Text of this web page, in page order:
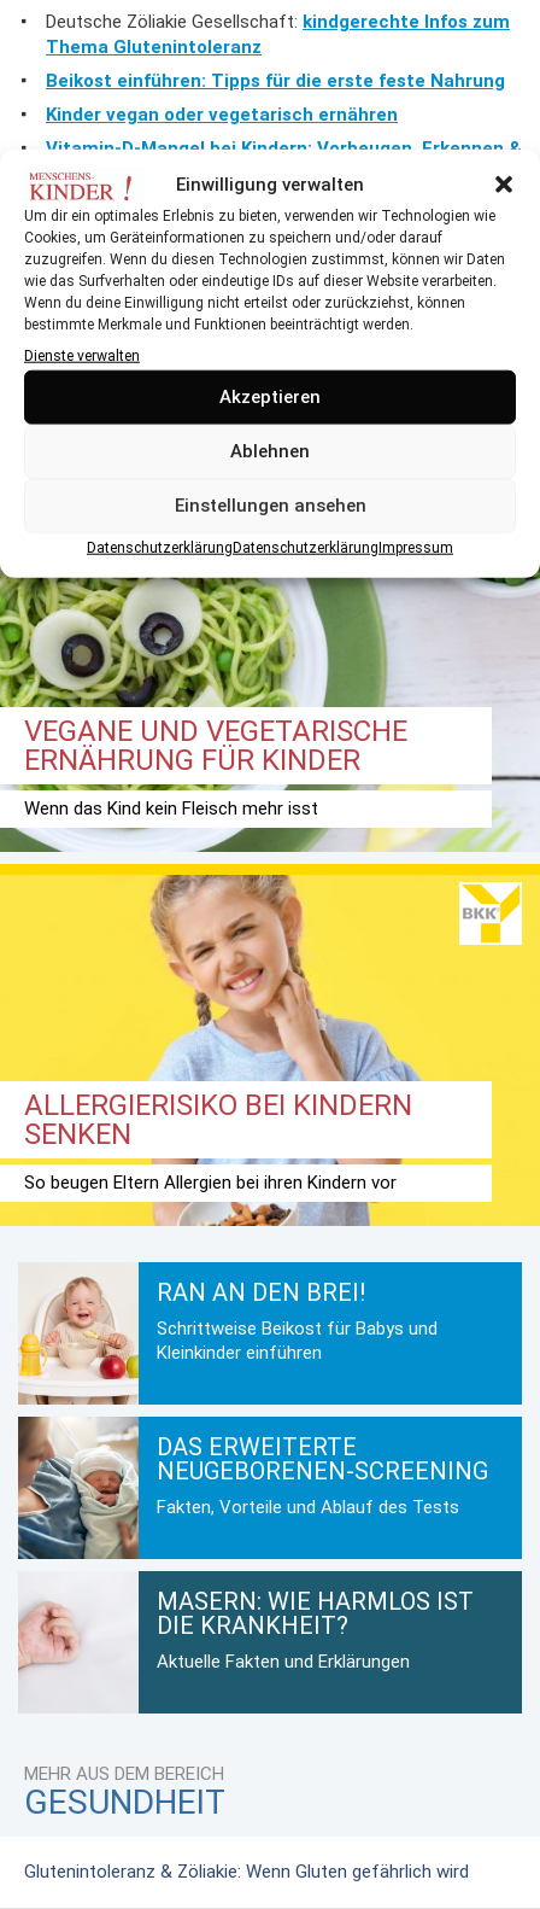
Einwilligung verwalten
Um dir ein optimales Erlebnis zu bieten, verwenden wir Technologien wie
Cookies, um Geräteinformationen zu speichern und/oder darauf
zuzugreifen. Wenn du diesen Technologien zustimmst, können wir Daten
wie das Surfverhalten oder eindeutige IDs auf dieser Website verarbeiten.
Wenn du deine Einwilligung nicht erteilst oder zurückziehst, können
bestimmte Merkmale und Funktionen beeinträchtigt werden.
Dienste verwalten
Akzeptieren
Ablehnen
Einstellungen ansehen
DatenschutzerklärungDatenschutzerklärungImpressum
Deutsche Zöliakie Gesellschaft: kindgerechte Infos zum
Thema Glutenintoleranz
Beikost einführen: Tipps für die erste feste Nahrung
Kinder vegan oder vegetarisch ernähren
Vitamin-D-Mangel bei Kindern: Vorbeugen, Erkennen &
Beheben
teilen teilen E-Mail
DAS KÖNNTE SIE AUCH INTERESSIEREN
VEGANE UND VEGETARISCHE
ERNÄHRUNG FÜR KINDER
Wenn das Kind kein Fleisch mehr isst
ALLERGIERISIKO BEI KINDERN
SENKEN
So beugen Eltern Allergien bei ihren Kindern vor
RAN AN DEN BREI!
Schrittweise Beikost für Babys und
Kleinkinder einführen
DAS ERWEITERTE
NEUGEBORENEN-SCREENING
Fakten, Vorteile und Ablauf des Tests
MASERN: WIE HARMLOS IST
DIE KRANKHEIT?
Aktuelle Fakten und Erklärungen
MEHR AUS DEM BEREICH
GESUNDHEIT
Glutenintoleranz & Zöliakie: Wenn Gluten gefährlich wird